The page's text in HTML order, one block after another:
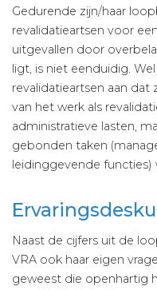
Gedurende zijn/haar
revalidatieartsen voor
uitgevallen door
ligt, is niet een­duidig.
revalidatieartsen aan dat
van het werk als
administratieve lasten,
gebonden taken
leidinggevende functies)
Naast de cijfers uit de
VRA ook haar eigen
geweest die open­hartig